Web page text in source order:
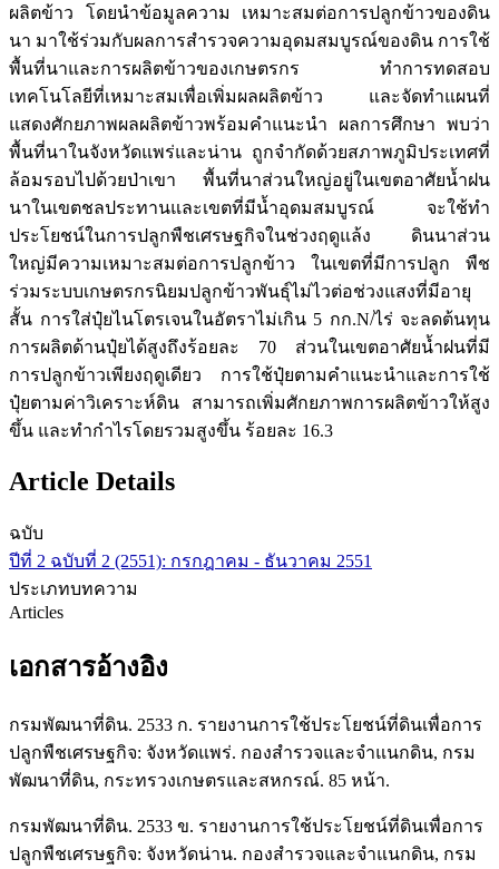
ผลิตข้าว โดยนําข้อมูลความ เหมาะสมต่อการปลูกข้าวของดิน
นา มาใช้ร่วมกับผลการสํารวจความอุดมสมบูรณ์ของดิน การใช้
พื้นที่นาและการผลิตข้าวของเกษตรกร ทำการทดสอบ
เทคโนโลยีที่เหมาะสมเพื่อเพิ่มผลผลิตข้าว และจัดทำแผนที่
แสดงศักยภาพผลผลิตข้าวพร้อมคำแนะนํา ผลการศึกษา พบว่า
พื้นที่นาในจังหวัดแพร่และน่าน ถูกจํากัดด้วยสภาพภูมิประเทศที่
ล้อมรอบไปด้วยป่าเขา พื้นที่นาส่วนใหญ่อยู่ในเขตอาศัยน้ำฝน
นาในเขตชลประทานและเขตที่มีน้ำอุดมสมบูรณ์ จะใช้ทำ
ประโยชน์ในการปลูกพืชเศรษฐกิจในช่วงฤดูแล้ง ดินนาส่วน
ใหญ่มีความเหมาะสมต่อการปลูกข้าว ในเขตที่มีการปลูก พืช
ร่วมระบบเกษตรกรนิยมปลูกข้าวพันธุ์ไม่ไวต่อช่วงแสงที่มีอายุ
สั้น การใส่ปุ๋ยไนโตรเจนในอัตราไม่เกิน 5 กก.N/ไร่ จะลดต้นทุน
การผลิตด้านปุ๋ยได้สูงถึงร้อยละ 70 ส่วนในเขตอาศัยน้ำฝนที่มี
การปลูกข้าวเพียงฤดูเดียว การใช้ปุ๋ยตามคำแนะนําและการใช้
ปุ๋ยตามค่าวิเคราะห์ดิน สามารถเพิ่มศักยภาพการผลิตข้าวให้สูง
ขึ้น และทำกำไรโดยรวมสูงขึ้น ร้อยละ 16.3
Article Details
ฉบับ
ปีที่ 2 ฉบับที่ 2 (2551): กรกฎาคม - ธันวาคม 2551
ประเภทบทความ
Articles
เอกสารอ้างอิง
กรมพัฒนาที่ดิน. 2533 ก. รายงานการใช้ประโยชน์ที่ดินเพื่อการ
ปลูกพืชเศรษฐกิจ: จังหวัดแพร่. กองสำรวจและจำแนกดิน, กรม
พัฒนาที่ดิน, กระทรวงเกษตรและสหกรณ์. 85 หน้า.
กรมพัฒนาที่ดิน. 2533 ข. รายงานการใช้ประโยชน์ที่ดินเพื่อการ
ปลูกพืชเศรษฐกิจ: จังหวัดน่าน. กองสำรวจและจำแนกดิน, กรม